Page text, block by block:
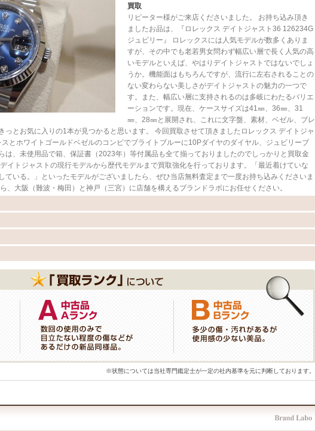
買取
リピーター様がご来店くださいました。 お持ち込み頂き
ましたお品は、『ロレックス デイトジャスト36 126234G
ジュビリー』 ロレックスには人気モデルが数多くありま
すが、その中でも老若男女問わず幅広い層で長く人気の高
いモデルといえば、やはりデイトジャストではないでしょ
うか。機能面はもちろんですが、流行に左右されることの
ない変わらない美しさがデイトジャストの魅力の一つで
す。また、幅広い層に支持されるのは多岐にわたるバリエ
ーションです。現在、ケースサイズは41㎜、36㎜、31
㎜、28㎜と展開され、これに文字盤、素材、ベゼル、ブレ
っとお気に入りの1本が見つかると思います。 今回買取させて頂きましたロレックス デイトジャ
とホワイトゴールドベゼルのコンビでブライトブルーに10Pダイヤのダイヤル、ジュビリーブ
は、未使用品で箱、保証書（2023年）等付属品も全て揃っておりましたのでしっかりと買取金
イトジャストの現行モデルから歴代モデルまで買取強化を行っております。「最近着けていな
ている。」といったモデルがございましたら、ぜひ当店無料査定まで一度お持ち込みくださいま
、大阪（難波・梅田）と神戸（三宮）に店舗を構えるブランドラボにお任せください。
※状態については当社専門鑑定士が一定の社内基準を元に判断しております。